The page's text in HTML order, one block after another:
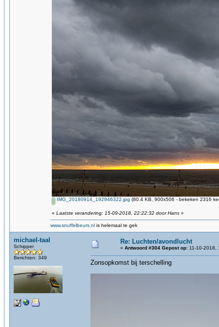
IMG_20180914_192946322.jpg (80.4 KB, 900x506 - bekeken 2316
« Laatste verandering: 15-09-2018, 22:22:32 door Hans »
www.snuffelbeurs.nl is helemaal te gek
michael-taal
Schipper
Berichten: 349
Re: Luchten/avondlucht
« Antwoord #304 Gepost op: 11-10-2018,
Zonsopkomst bij terschelling